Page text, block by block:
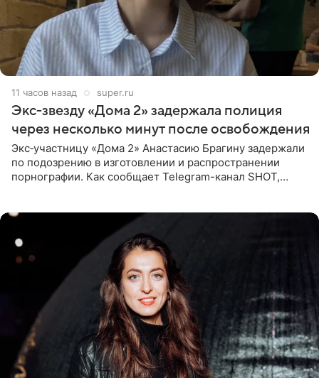
11 часов назад super.ru
Экс‑звезду «Дома 2» задержала полиция
через несколько минут после освобождения
Экс‑участницу «Дома 2» Анастасию Брагину задержали
по подозрению в изготовлении и распространении
порнографии. Как сообщает Telegram-канал SHOT,